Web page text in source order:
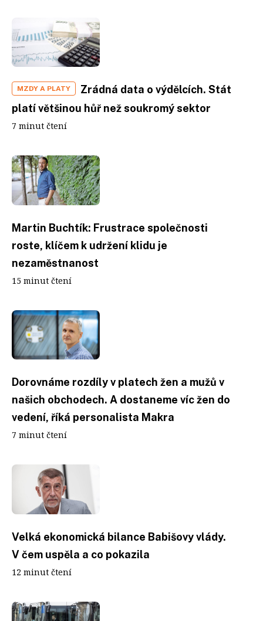
MZDY A PLATY
Zrádná data o výdělcích. Stát
platí většinou hůř než soukromý sektor
7 minut čtení
Martin Buchtík: Frustrace společnosti
roste, klíčem k udržení klidu je
nezaměstnanost
15 minut čtení
Dorovnáme rozdíly v platech žen a mužů v
našich obchodech. A dostaneme víc žen do
vedení, říká personalista Makra
7 minut čtení
Velká ekonomická bilance Babišovy vlády.
V čem uspěla a co pokazila
12 minut čtení